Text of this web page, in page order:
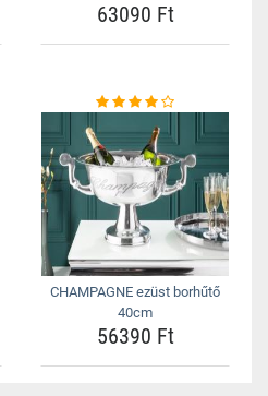
63090 Ft
CHAMPAGNE ezüst borhűtő
40cm
56390 Ft